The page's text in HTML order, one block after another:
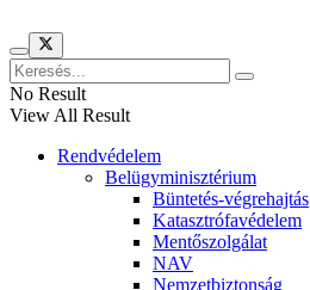
No Result
View All Result
Rendvédelem
Belügyminisztérium
Büntetés-végrehajtás
Katasztrófavédelem
Mentőszolgálat
NAV
Nemzetbiztonság